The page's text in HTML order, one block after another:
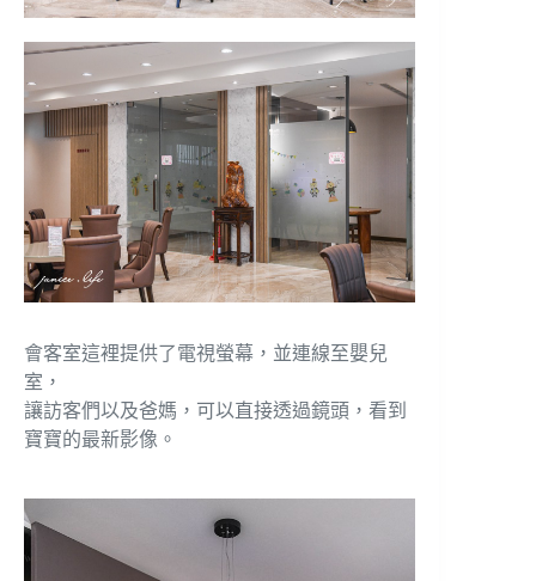
會客室這裡提供了電視螢幕，並連線至嬰兒
室，
讓訪客們以及爸媽，可以直接透過鏡頭，看到
寶寶的最新影像。